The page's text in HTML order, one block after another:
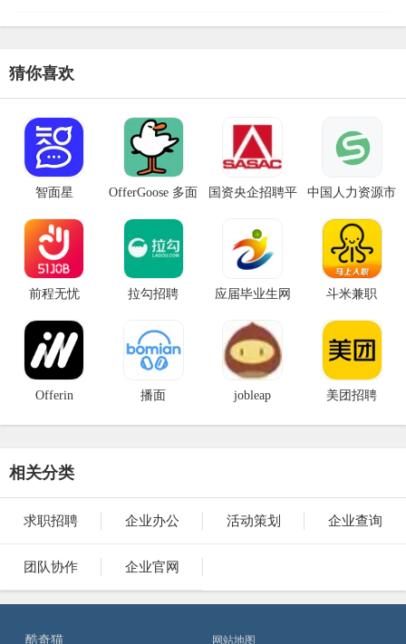
猜你喜欢
智面星
OfferGoose 多面
国资央企招聘平
中国人力资源市
前程无忧 拉勾招聘 应届毕业生网 斗米兼职
Offerin 播面 jobleap 美团招聘
相关分类
求职招聘 企业办公 活动策划 企业查询
团队协作 企业官网
酷奇猫 网站地图